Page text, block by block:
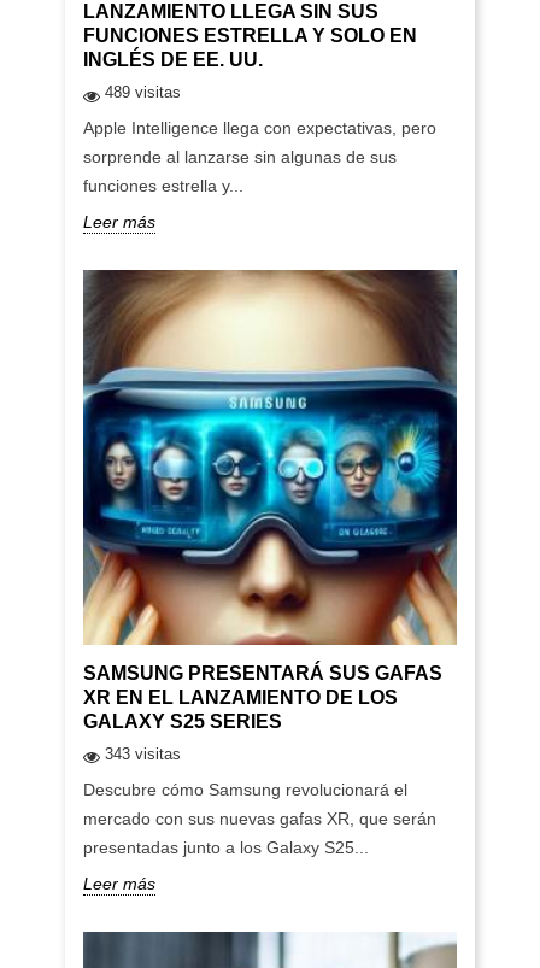
LANZAMIENTO LLEGA SIN SUS
FUNCIONES ESTRELLA Y SOLO EN
INGLÉS DE EE. UU.
489 visitas
Apple Intelligence llega con expectativas, pero
sorprende al lanzarse sin algunas de sus
funciones estrella y...
Leer más
SAMSUNG PRESENTARÁ SUS GAFAS
XR EN EL LANZAMIENTO DE LOS
GALAXY S25 SERIES
343 visitas
Descubre cómo Samsung revolucionará el
mercado con sus nuevas gafas XR, que serán
presentadas junto a los Galaxy S25...
Leer más